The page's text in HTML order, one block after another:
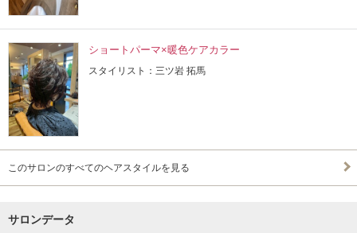
ショートパーマ×暖色ケアカラー
スタイリスト：三ツ岩 拓馬
このサロンのすべてのヘアスタイルを見る
サロンデータ